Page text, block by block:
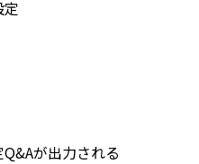
が出力される